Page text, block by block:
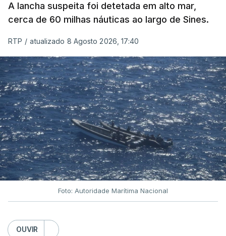
A lancha suspeita foi detetada em alto mar,
cerca de 60 milhas náuticas ao largo de Sines.
RTP / atualizado 8 Agosto 2026, 17:40
Foto: Autoridade Marítima Nacional
OUVIR